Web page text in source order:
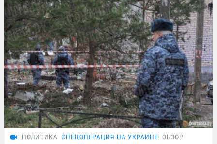
ПОЛИТИКА СПЕЦОПЕРАЦИЯ НА УКРАИНЕ ОБЗОР